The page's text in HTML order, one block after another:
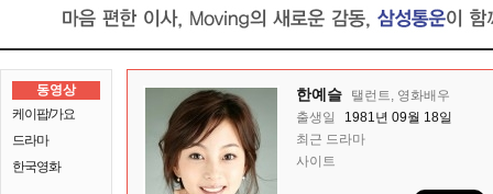
동영상
케이팝/가요
드라마
한국영화
한예슬
탤런트, 영화배우
출생일
1981년 09월 18일
최근 드라마
사이트